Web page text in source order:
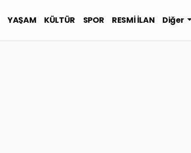
YAŞAM KÜLTÜR SPOR RESMİ İLAN Diğer